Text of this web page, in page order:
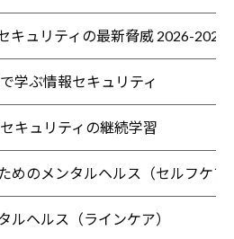
キュリティの最新脅威 2026-
学ぶ情報セキュリティ
キュリティの継続学習
めのメンタルヘルス（セルフケア
ルヘルス（ラインケア）